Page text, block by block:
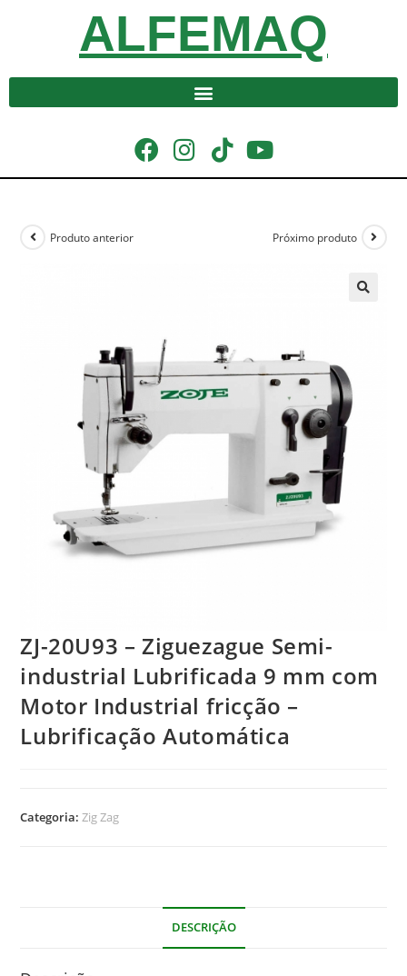
ALFEMAQ
Produto anterior Próximo produto
ZJ-20U93 – Ziguezague Semi-
industrial Lubrificada 9 mm com
Motor Industrial fricção –
Lubrificação Automática
Categoria:Zig Zag
DESCRIÇÃO